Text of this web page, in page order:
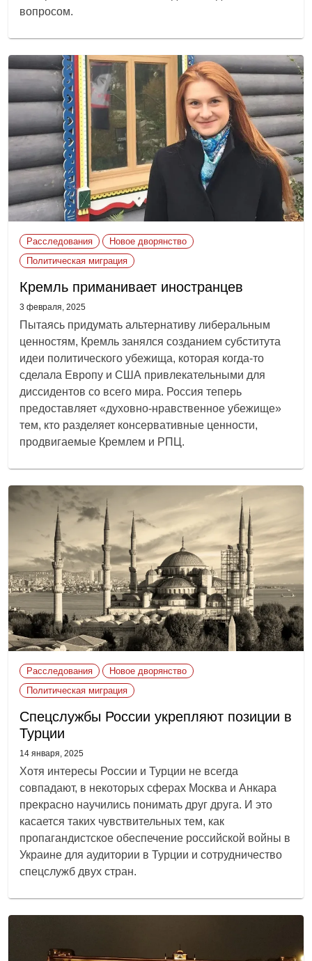
вопросом.
Расследования
Новое дворянство
Политическая миграция
Кремль приманивает иностранцев
3 февраля, 2025
Пытаясь придумать альтернативу либеральным
ценностям, Кремль занялся созданием субститута
идеи политического убежища, которая когда-то
сделала Европу и США привлекательными для
диссидентов со всего мира. Россия теперь
предоставляет «духовно-нравственное убежище»
тем, кто разделяет консервативные ценности,
продвигаемые Кремлем и РПЦ.
Расследования
Новое дворянство
Политическая миграция
Спецслужбы России укрепляют позиции в
Турции
14 января, 2025
Хотя интересы России и Турции не всегда
совпадают, в некоторых сферах Москва и Анкара
прекрасно научились понимать друг друга. И это
касается таких чувствительных тем, как
пропагандистское обеспечение российской войны в
Украине для аудитории в Турции и сотрудничество
спецслужб двух стран.